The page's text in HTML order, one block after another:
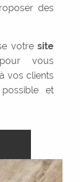
des
votre site
vous
vos clients
et